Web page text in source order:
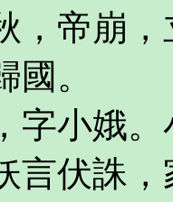
，帝崩
。
字小娥
言伏誅